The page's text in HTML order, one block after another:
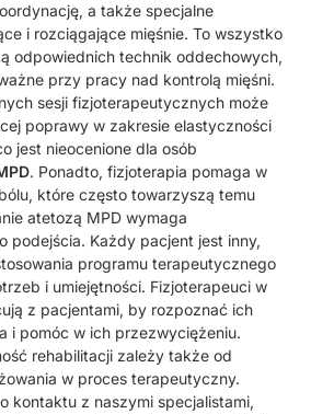
a także specjalne
i rozciągające mięśnie. To wszystko
odpowiednich technik oddechowych,
przy pracy nad kontrolą mięśni.
sesji fizjoterapeutycznych może
poprawy w zakresie elastyczności
jest nieocenione dla osób
. Ponadto, fizjoterapia pomaga w
które często towarzyszą temu
atetozą MPD wymaga
podejścia. Każdy pacjent jest inny,
programu terapeutycznego
i umiejętności. Fizjoterapeuci w
z pacjentami, by rozpoznać ich
i pomóc w ich przezwyciężeniu.
rehabilitacji zależy także od
w proces terapeutyczny.
kontaktu z naszymi specjalistami,